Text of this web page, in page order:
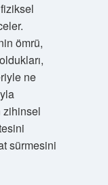
ömrü,
ne
zihinsel
sürmesini